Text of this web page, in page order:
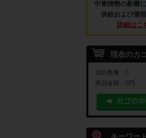
中東情勢の影響
供給および価
詳細はこ
現在のカ
合計数量： 0
商品金額： 0円
キーワー